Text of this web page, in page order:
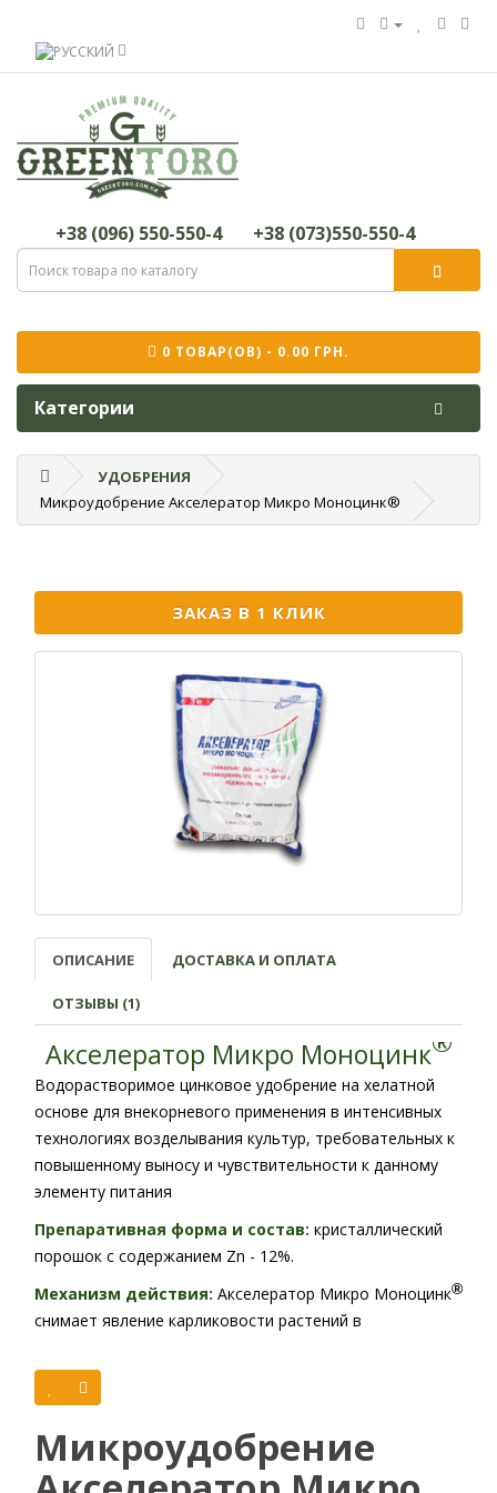
+38 (096) 550-550-4 +38 (073)550-550-4
0 ТОВАР(ОВ) - 0.00 ГРН.
Категории
УДОБРЕНИЯ
Микроудобрение Акселератор Микро Моноцинк®
ЗАКАЗ В 1 КЛИК
ОПИСАНИЕ ДОСТАВКА И ОПЛАТА
ОТЗЫВЫ (1)
Акселератор Микро Моноцинк®
Водорастворимое цинковое удобрение на хелатной
основе для внекорневого применения в интенсивных
технологиях возделывания культур, требовательных к
повышенному выносу и чувствительности к данному
элементу питания
Препаративная форма и состав: кристаллический
порошок с содержанием Zn - 12%.
Механизм действия: Акселератор Микро Моноцинк®
снимает явление карликовости растений в
масличности в подсолнечнике и содержание белка в
зерновых культурах. Применение в процессе
производства Акселератора Микро Моноцинка
хелатизирующего агента позволяет перевести
химический элемент в порядок биологически-активных
Микроудобрение